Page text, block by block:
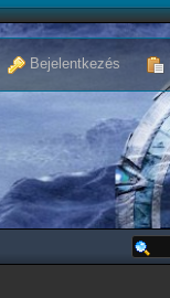
Bejelentkezés